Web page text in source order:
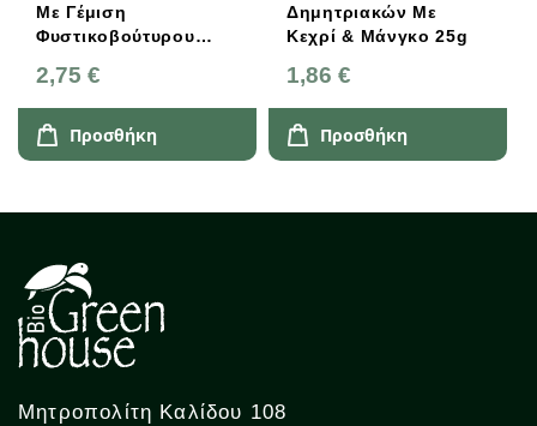
Με Γέμιση
Φυστικοβούτυρου
2,75 €
Προσθήκη
Δημητριακών Με
Κεχρί & Μάνγκο 25g
1,86 €
Προσθήκη
Μητροπολίτη Καλίδου 108